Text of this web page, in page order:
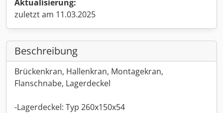
Aktualisierung:
zuletzt am 11.03.2025
Beschreibung
Brückenkran, Hallenkran, Montagekran,
Flanschnabe, Lagerdeckel
-Lagerdeckel: Typ 260x150x54